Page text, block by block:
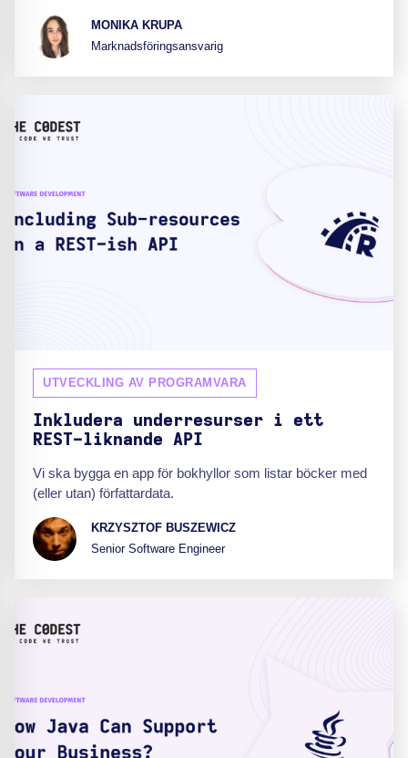
MONIKA KRUPA
Marknadsföringsansvarig
UTVECKLING AV PROGRAMVARA
Inkludera underresurser i ett
REST-liknande API
Vi ska bygga en app för bokhyllor som listar böcker med
(eller utan) författardata.
KRZYSZTOF BUSZEWICZ
Senior Software Engineer